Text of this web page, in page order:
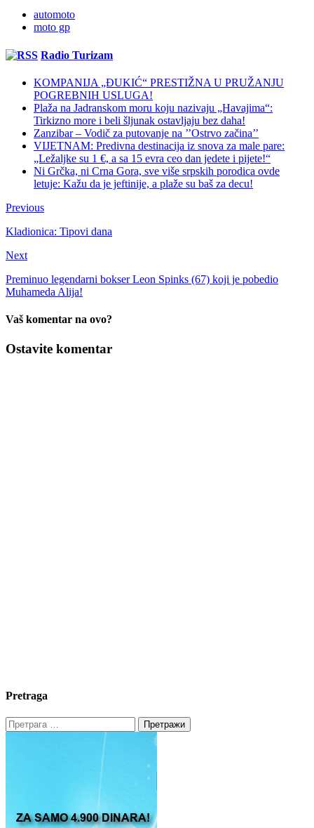
automoto
moto gp
Radio Turizam
KOMPANIJA „ĐUKIĆ“ PRESTIŽNA U PRUŽANJU
POGREBNIH USLUGA!
Plaža na Jadranskom moru koju nazivaju „Havajima“:
Tirkizno more i beli šljunak ostavljaju bez daha!
Zanzibar – Vodič za putovanje na ’’Ostrvo začina’’
VIJETNAM: Predivna destinacija iz snova za male pare:
„Ležaljke su 1 €, a sa 15 evra ceo dan jedete i pijete!“
Ni Grčka, ni Crna Gora, sve više srpskih porodica ovde
letuje: Kažu da je jeftinije, a plaže su baš za decu!
Previous
Kladionica: Tipovi dana
Next
Preminuo legendarni bokser Leon Spinks (67) koji je pobedio
Muhameda Alija!
Vaš komentar na ovo?
Ostavite komentar
Pretraga
Претрага
за: